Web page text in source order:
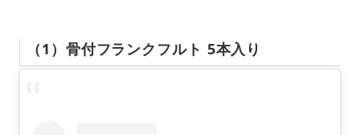
（1）骨付フランクフルト 5本入り